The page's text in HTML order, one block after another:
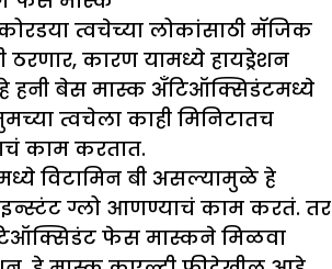
त्वचेच्या लोकांसाठी मॅजिक
कारण यामध्ये हायड्रेशन
हे हनी बेस मास्क अँटिऑक्सिडंटमध्ये
त्वचेला काही मिनिटातच
काम करतात.
विटामिन बी असल्यामुळे हे
इन्स्टंट ग्लो आणण्याचं काम करतं. तर
फेस मास्कने मिळवा